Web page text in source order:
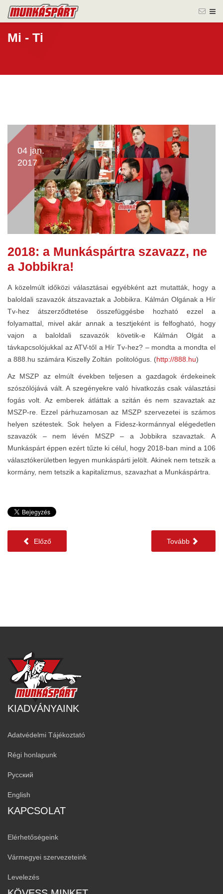
Mi - Ti
04 jan.
2017
2018: a Munkáspártra szavazz, ne
a Jobbikra!
A közelmúlt időközi választásai egyébként azt mutatták, hogy a
baloldali szavazók átszavaztak a Jobbikra. Kálmán Olgának a Hír
Tv-hez átszerződtetése összefüggésbe hozható ezzel a
folyamattal, mivel akár annak a tesztjeként is felfogható, hogy
vajon a baloldali szavazók követik-e Kálmán Olgát a
távkapcsolójukkal az ATV-től a Hír Tv-hez? – mondta a mondta el
a 888.hu számára Kiszelly Zoltán politológus. (http://888.hu)
Az MSZP az elmúlt években teljesen a gazdagok érdekeinek
szószólójává vált. A szegényekre való hivatkozás csak választási
fogás volt. Az emberek átláttak a szitán és nem szavaztak az
MSZP-re. Ezzel párhuzamosan az MSZP szervezetei is számos
helyen szétestek. Sok helyen a Fidesz-kormánnyal elégedetlen
szavazók – nem lévén MSZP – a Jobbikra szavaztak. A
Munkáspárt éppen ezért tűzte ki célul, hogy 2018-ban mind a 106
választókerületben legyen munkáspárti jelölt. Akinek nem tetszik a
kormány, nem tetszik a kapitalizmus, szavazhat a Munkáspártra.
Előző Tovább
KIADVÁNYAINK
Adatvédelmi Tájékoztató
Régi honlapunk
Русский
English
KAPCSOLAT
Elérhetőségeink
Vármegyei szervezeteink
Levelezés